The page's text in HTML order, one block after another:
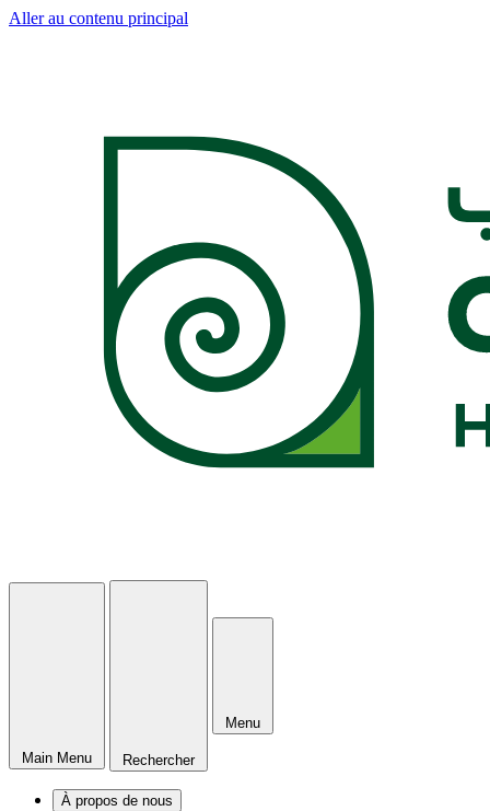
Aller au contenu principal
Main Menu Rechercher
Menu
À propos de nous